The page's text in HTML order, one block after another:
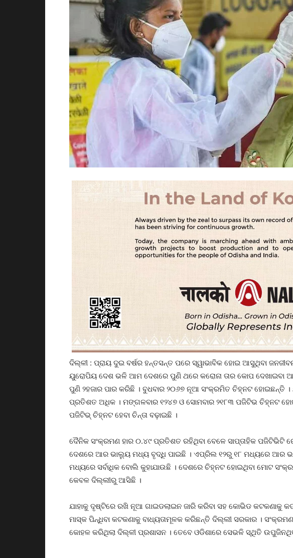
ଦିଲ୍ଳୀ : ପ୍ରାୟ ଦୁଇ ବର୍ଷର ହନ୍ତସନ୍ତ ପରେ ସ୍ୱାଭାବିକ ହୋଇ ଆସୁଥିବା
ୟୁରୋପିୟ ଦେଶ ଭଳି ଆମ ଦେଶରେ ପୁଣି ଥରେ କରୋନା ତାର କୋପ ଦେଖାଇବା
ପୁଣି ୨ହଜାର ପାର କରିଛି । ବୁଧବାର ୨୦୬୭ ନୂଆ ସଂକ୍ରମିତ ଚିହ୍ନଟ ହୋଇଛନ୍ତି
ପ୍ରତିଶତ ଅଧିକ । ମଙ୍ଗଳବାର ୧୨୪୭ ଓ ସୋମବାର ୨୧୮୩ ପଜିଟିଭ ଚିହ୍ନଟ
ପଜିଟିଭ୍ ଚିହ୍ନଟ ହେବା ଚିନ୍ତା ବଢ଼ାଇଛି ।
ଦୈନିକ ସଂକ୍ରମଣ ହାର ୦.୪୯ ପ୍ରତିଶତ ରହିଥିବା ବେଳେ ସାପ୍ତାହିକ ପଜିଟିଭିଟି
ଦେଶରେ ଆର ଭାଲ୍ୟୁ ମଧ୍ୟ ବୃଦ୍ଧି ପାଇଛି । ଏପ୍ରିଲ ୧୨ରୁ ୧୮ ମଧ୍ୟରେ ଆର
ମଧ୍ୟରେ ସର୍ବାଧିକ ବୋଲି କୁହାଯାଉଛି । ଦେଶରେ ଚିହ୍ନଟ ହୋଇଥିବା ମୋଟ
କେବଳ ଦିଲ୍ଲୀରୁ ଆସିଛି ।
ଯାହାକୁ ଦୃଷ୍ଟିରେ ରଖି ନୂଆ ଗାଇଡଲାଇନ ଜାରି କରିବା ସହ କୋଭିଡ କଟକଣାକୁ
ମାସ୍କ ପିନ୍ଧିବା କଟକଣାକୁ ବାଧ୍ୟତାମୂଳକ କରିଛନ୍ତି ଦିଲ୍ଲୀ ସରକାର ।
କୋହଳ କରିଥିଲା ଦିଲ୍ଳୀ ପ୍ରଶାସନ । ତେବେ ଓଡିଶାରେ ସେଭଳି ସ୍ଥିତି